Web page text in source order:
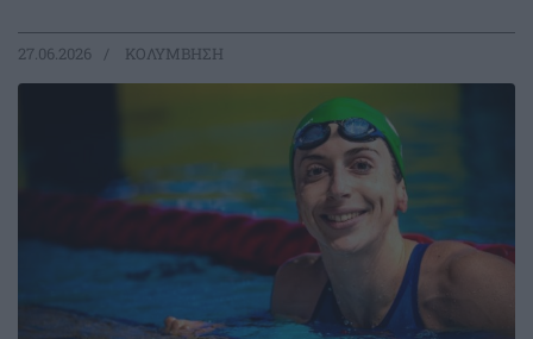
27.06.2026 ΚΟΛΥΜΒΗΣΗ